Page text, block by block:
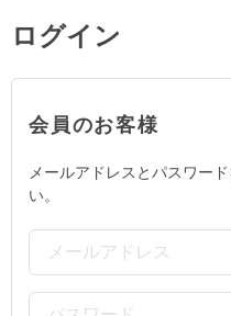
ログイン
会員のお客様
メールアドレスとパスワー
い。